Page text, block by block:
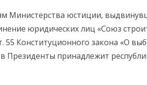
Министерства юстиции,
юридических лиц «Союз
55 Конституционного закона «О
Президенты принадлежит